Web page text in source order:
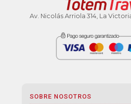
Av. Nicolás Arriola 314, La
SOBRE NOSOTROS